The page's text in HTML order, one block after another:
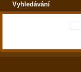
Vyhledávání